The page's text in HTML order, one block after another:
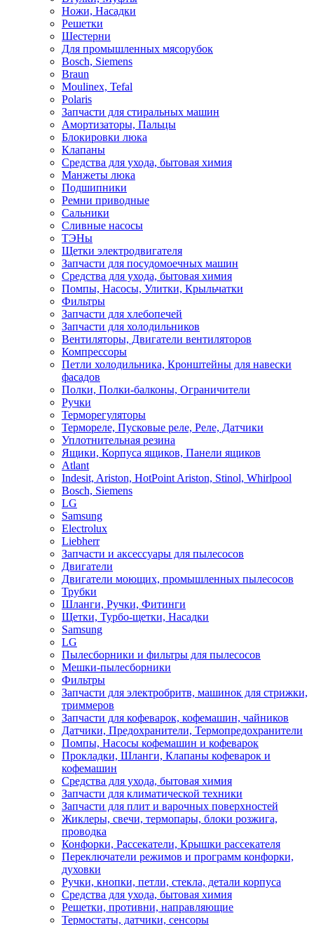
Ножи, Насадки
Решетки
Шестерни
Для промышленных мясорубок
Bosch, Siemens
Braun
Moulinex, Tefal
Polaris
Запчасти для стиральных машин
Амортизаторы, Пальцы
Блокировки люка
Клапаны
Средства для ухода, бытовая химия
Манжеты люка
Подшипники
Ремни приводные
Сальники
Сливные насосы
ТЭНы
Щетки электродвигателя
Запчасти для посудомоечных машин
Средства для ухода, бытовая химия
Помпы, Насосы, Улитки, Крыльчатки
Фильтры
Запчасти для хлебопечей
Запчасти для холодильников
Вентиляторы, Двигатели вентиляторов
Компрессоры
Петли холодильника, Кронштейны для навески
фасадов
Полки, Полки-балконы, Ограничители
Ручки
Терморегуляторы
Термореле, Пусковые реле, Реле, Датчики
Уплотнительная резина
Ящики, Корпуса ящиков, Панели ящиков
Atlant
Indesit, Ariston, HotPoint Ariston, Stinol, Whirlpool
Bosch, Siemens
LG
Samsung
Electrolux
Liebherr
Запчасти и аксессуары для пылесосов
Двигатели
Двигатели моющих, промышленных пылесосов
Трубки
Шланги, Ручки, Фитинги
Щетки, Турбо-щетки, Насадки
Samsung
LG
Пылесборники и фильтры для пылесосов
Мешки-пылесборники
Фильтры
Запчасти для электробритв, машинок для стрижки,
триммеров
Запчасти для кофеварок, кофемашин, чайников
Датчики, Предохранители, Термопредохранители
Помпы, Насосы кофемашин и кофеварок
Прокладки, Шланги, Клапаны кофеварок и
кофемашин
Средства для ухода, бытовая химия
Запчасти для климатической техники
Запчасти для плит и варочных поверхностей
Жиклеры, свечи, термопары, блоки розжига,
проводка
Конфорки, Рассекатели, Крышки рассекателя
Переключатели режимов и программ конфорки,
духовки
Ручки, кнопки, петли, стекла, детали корпуса
Средства для ухода, бытовая химия
Решетки, противни, направляющие
Термостаты, датчики, сенсоры